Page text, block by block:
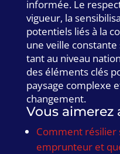
informée. Le
vigueur, la
potentiels liés à la
une veille
tant au niveau
des éléments clés
paysage complexe
changement.
Vous aimerez
Comment résilier
emprunteur et